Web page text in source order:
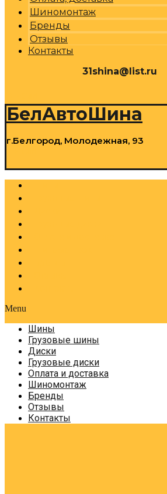
Шиномонтаж
Бренды
Отзывы
Контакты
31shina@list.ru
БелАвтоШина
г.Белгород, Молодежная, 93
Menu
Шины
Грузовые шины
Диски
Грузовые диски
Оплата и доставка
Шиномонтаж
Бренды
Отзывы
Контакты